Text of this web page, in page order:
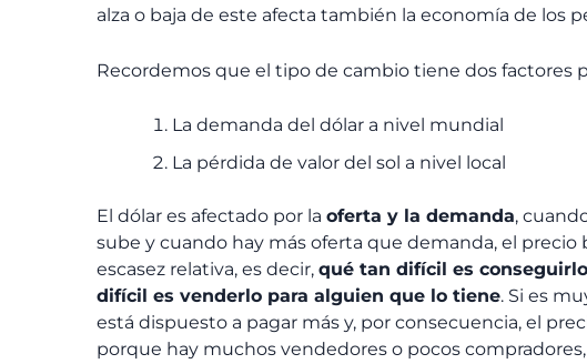
alza o baja de este afecta también la economía de los
Recordemos que el tipo de cambio tiene dos factores
La demanda del dólar a nivel mundial
La pérdida de valor del sol a nivel local
El dólar es afectado por la oferta y la demanda,
sube y cuando hay más oferta que demanda, el precio
escasez relativa, es decir, qué tan difícil es
difícil es venderlo para alguien que lo tiene. Si es
está dispuesto a pagar más y, por consecuencia, el
porque hay muchos vendedores o pocos